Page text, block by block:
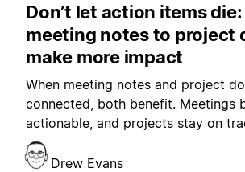
Don’t let action items
meeting notes to project
make more impact
When meeting notes and project
connected, both benefit. Meetings
actionable, and projects stay on
Drew Evans